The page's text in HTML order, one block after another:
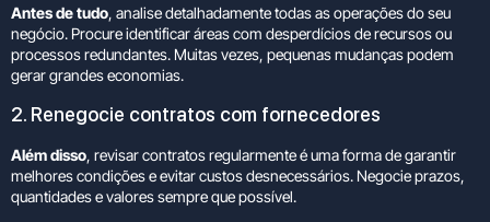
Antes de tudo, analise detalhadamente todas as operações do seu
negócio. Procure identificar áreas com desperdícios de recursos ou
processos redundantes. Muitas vezes, pequenas mudanças podem
gerar grandes economias.
2. Renegocie contratos com fornecedores
Além disso, revisar contratos regularmente é uma forma de garantir
melhores condições e evitar custos desnecessários. Negocie prazos,
quantidades e valores sempre que possível.